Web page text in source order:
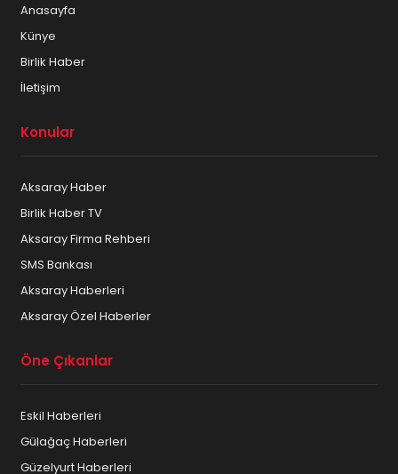
Anasayfa
Künye
Birlik Haber
İletişim
Konular
Aksaray Haber
Birlik Haber TV
Aksaray Firma Rehberi
SMS Bankası
Aksaray Haberleri
Aksaray Özel Haberler
Öne Çıkanlar
Eskil Haberleri
Gülağaç Haberleri
Güzelyurt Haberleri